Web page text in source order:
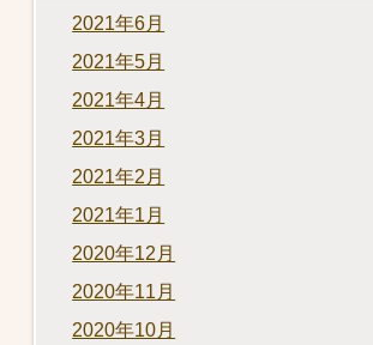
2021年6月
2021年5月
2021年4月
2021年3月
2021年2月
2021年1月
2020年12月
2020年11月
2020年10月